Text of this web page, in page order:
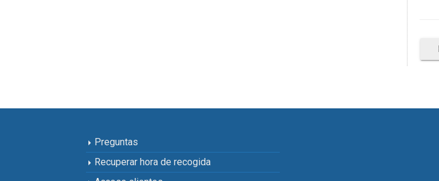
Preguntas
Recuperar hora de recogida